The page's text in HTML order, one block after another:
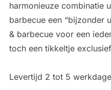
harmonieuze combinatie
barbecue een “bijzonder
& barbecue voor een
toch een tikkeltje
Levertijd 2 tot 5